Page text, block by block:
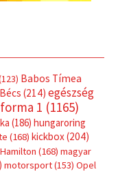
Babos Tímea
Bécs (214) egészség
forma 1 (1165)
(186) hungaroring
(168) kickbox(204)
(168) magyar
motorsport(153) Opel